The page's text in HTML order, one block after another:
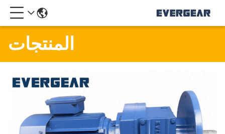
المنتجات